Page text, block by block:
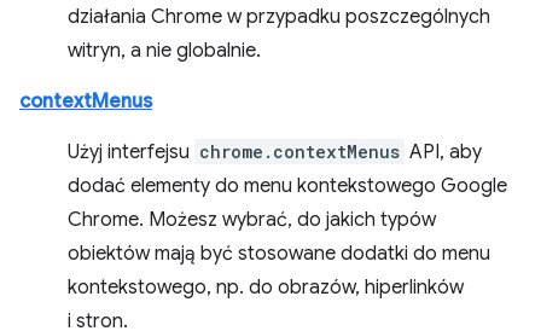
działania Chrome w przypadku poszczególnych
witryn, a nie globalnie.
contextMenus
Użyj interfejsu chrome.contextMenus API, aby
dodać elementy do menu kontekstowego Google
Chrome. Możesz wybrać, do jakich typów
obiektów mają być stosowane dodatki do menu
kontekstowego, np. do obrazów, hiperlinków
i stron.